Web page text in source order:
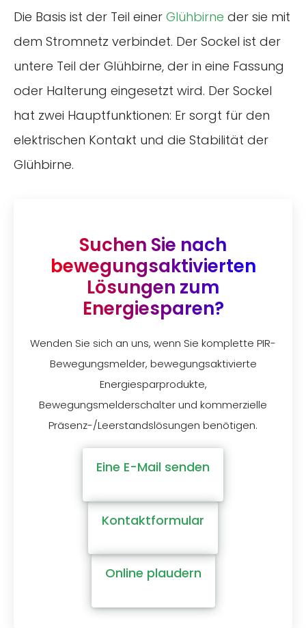
Die Basis ist der Teil einer Glühbirne der sie mit
dem Stromnetz verbindet. Der Sockel ist der
untere Teil der Glühbirne, der in eine Fassung
oder Halterung eingesetzt wird. Der Sockel
hat zwei Hauptfunktionen: Er sorgt für den
elektrischen Kontakt und die Stabilität der
Glühbirne.
Suchen Sie nach
bewegungsaktivierten
Lösungen zum
Energiesparen?
Wenden Sie sich an uns, wenn Sie komplette PIR-
Bewegungsmelder, bewegungsaktivierte
Energiesparprodukte,
Bewegungsmelderschalter und kommerzielle
Präsenz-/Leerstandslösungen benötigen.
Eine E-Mail senden
Kontaktformular
Online plaudern